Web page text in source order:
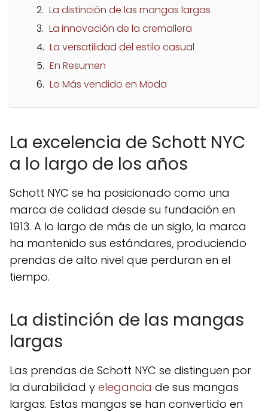
La distinción de las mangas largas
La innovación de la cremallera
La versatilidad del estilo casual
En Resumen
Lo Más vendido en Moda
La excelencia de Schott NYC
a lo largo de los años
Schott NYC se ha posicionado como una
marca de calidad desde su fundación en
1913. A lo largo de más de un siglo, la marca
ha mantenido sus estándares, produciendo
prendas de alto nivel que perduran en el
tiempo.
La distinción de las mangas
largas
Las prendas de Schott NYC se distinguen por
la durabilidad y elegancia de sus mangas
largas. Estas mangas se han convertido en